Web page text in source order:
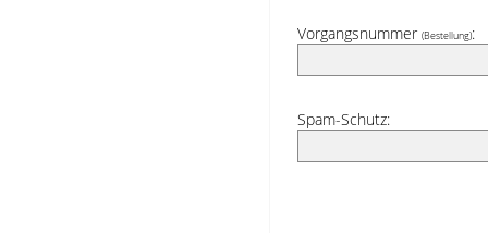
Vorgangsnummer(Bestellung):
Spam-Schutz: